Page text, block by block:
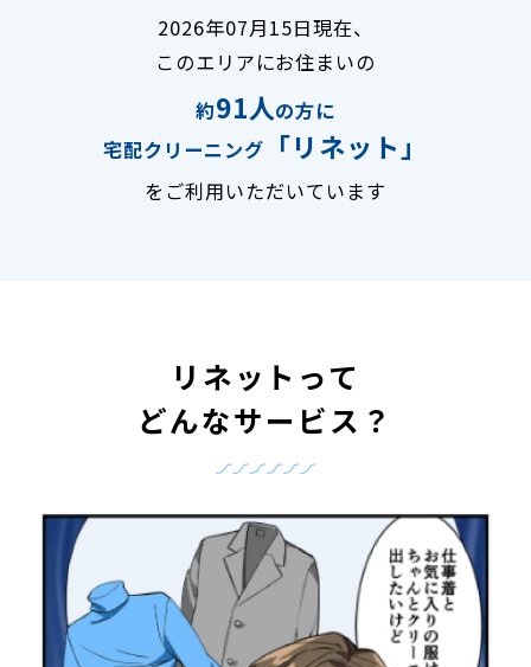
2026年07月15日現在、
このエリアにお住まいの
約91人の方に
宅配クリーニング
「リネット」
をご利用いただいています
リネットって
どんなサービス？